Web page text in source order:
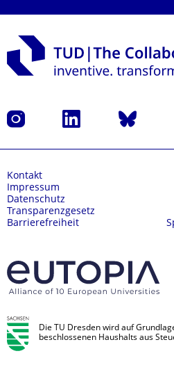
Instagram LinkedIn Bluesky
Kontakt
Impressum
Datenschutz
Transparenzgesetz
Barrierefreiheit
Die TU Dresden wird auf
beschlossenen Haushalts aus